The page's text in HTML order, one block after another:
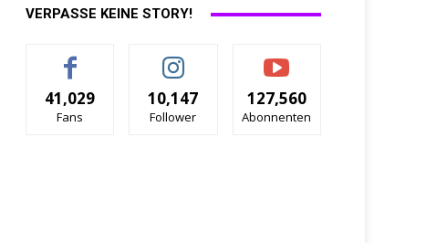
VERPASSE KEINE STORY!
41,029
Fans
10,147
Follower
127,560
Abonnenten